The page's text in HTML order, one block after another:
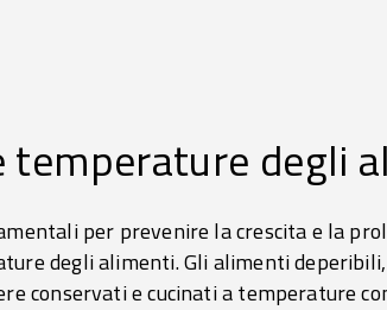
degli
per prevenire la crescita e la
degli alimenti. Gli alimenti deperibili,
conservati e cucinati a temperature